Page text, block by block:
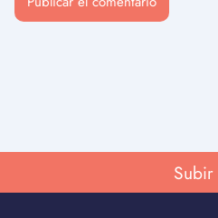
Subir